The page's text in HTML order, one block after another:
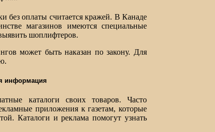
без оплаты считается кражей. В Канаде
магазинов имеются специальные
шоплифтеров.
может быть наказан по закону. Для
информация
каталоги своих товаров. Часто
приложения к газетам, которые
Каталоги и реклама помогут узнать